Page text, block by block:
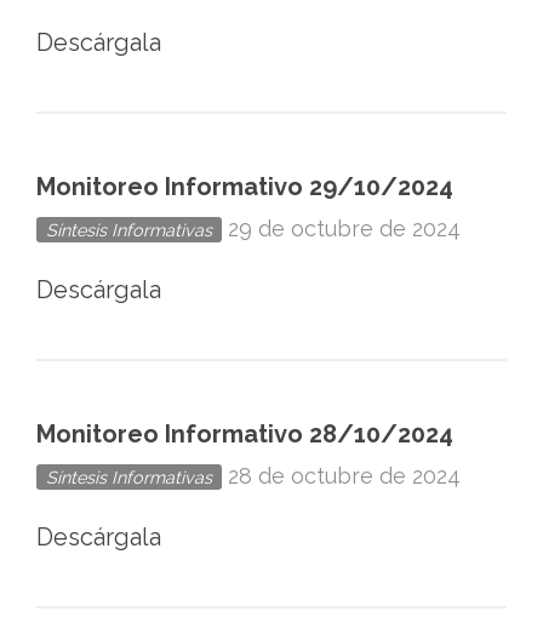
Descárgala
Monitoreo Informativo 29/10/2024
Síntesis Informativas 29 de octubre de 2024
Descárgala
Monitoreo Informativo 28/10/2024
Síntesis Informativas 28 de octubre de 2024
Descárgala